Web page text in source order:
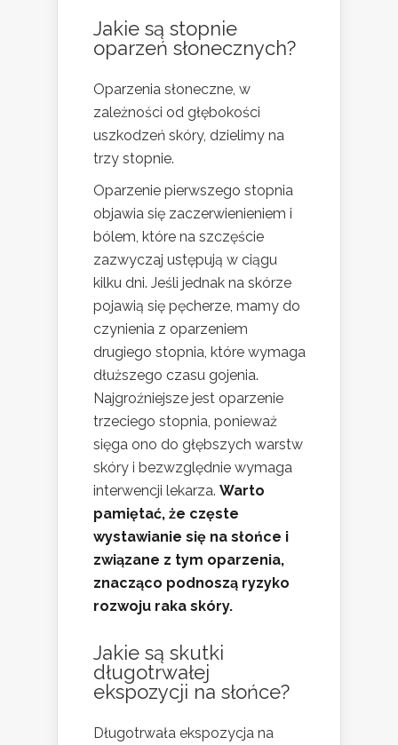
Jakie są stopnie
oparzeń słonecznych?
Oparzenia słoneczne, w
zależności od głębokości
uszkodzeń skóry, dzielimy na
trzy stopnie.
Oparzenie pierwszego stopnia
objawia się zaczerwienieniem i
bólem, które na szczęście
zazwyczaj ustępują w ciągu
kilku dni. Jeśli jednak na skórze
pojawią się pęcherze, mamy do
czynienia z oparzeniem
drugiego stopnia, które wymaga
dłuższego czasu gojenia.
Najgroźniejsze jest oparzenie
trzeciego stopnia, ponieważ
sięga ono do głębszych warstw
skóry i bezwzględnie wymaga
interwencji lekarza. Warto
pamiętać, że częste
wystawianie się na słońce i
związane z tym oparzenia,
znacząco podnoszą ryzyko
rozwoju raka skóry.
Jakie są skutki
długotrwałej
ekspozycji na słońce?
Długotrwała ekspozycja na